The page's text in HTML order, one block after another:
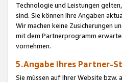
Technologie und Leistungen
sind. Sie können Ihre Angaben
Wir machen keine Zusicherungen
mit dem Partnerprogramm
vornehmen.
5.Angabe Ihres Partner-
Sie müssen auf Ihrer Website